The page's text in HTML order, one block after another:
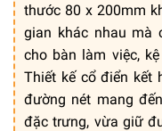
thước 80 x 200mm
gian khác nhau mà
cho bàn làm việc,
Thiết kế cổ điển kết
đường nét mang
đặc trưng, vừa giữ